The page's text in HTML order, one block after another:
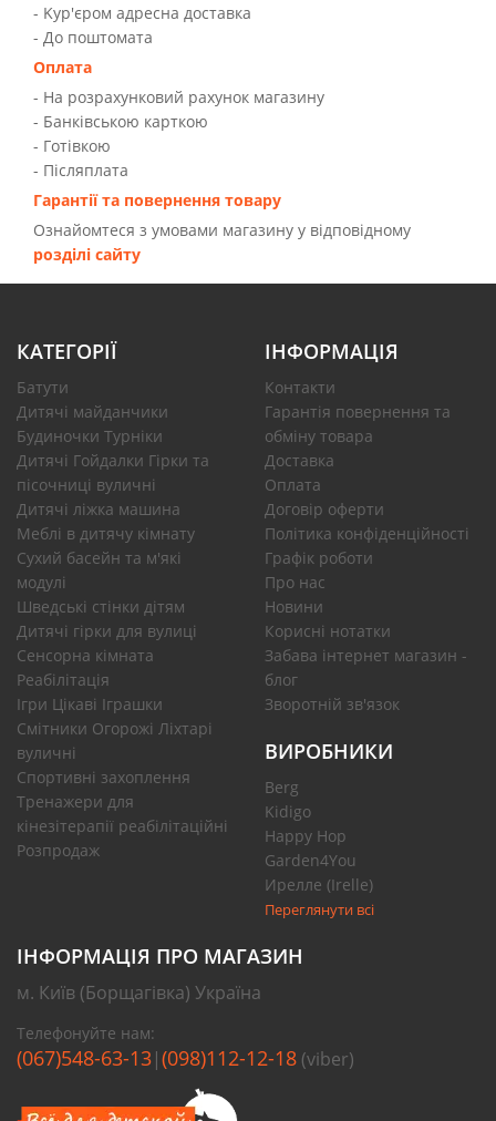
- Kур'єром адресна доставка
- До поштомата
Оплата
- На розрахунковий рахунок магазину
- Банківською карткою
- Готівкою
- Післяплата
Гарантії та повернення товару
Ознайомтеся з умовами магазину у відповідному
розділі сайту
КАТЕГОРІЇ
Батути
Дитячі майданчики
Будиночки Турніки
Дитячі Гойдалки Гірки та
пісочниці вуличні
Дитячі ліжка машина
Меблі в дитячу кімнату
Сухий басейн та м'які
модулі
Шведські стінки дітям
Дитячі гірки для вулиці
Сенсорна кімната
Реабілітація
Ігри Цікаві Іграшки
Смітники Огорожі Ліхтарі
вуличні
Спортивні захоплення
Тренажери для
кінезітерапії реабілітаційні
Розпродаж
ІНФОРМАЦІЯ
Контакти
Гарантія повернення та
обміну товара
Доставка
Оплата
Договір оферти
Політика конфіденційності
Графік роботи
Про нас
Новини
Корисні нотатки
Забава інтернет магазин -
блог
Зворотній зв'язок
ВИРОБНИКИ
Berg
Kidigo
Happy Hop
Garden4You
Ирелле (Irelle)
Переглянути всі
ІНФОРМАЦІЯ ПРО МАГАЗИН
м. Київ (Борщагівка) Україна
Телефонуйте нам:
(067)548-63-13|(098)112-12-18 (viber)